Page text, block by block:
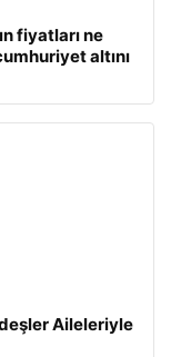
fiyatları ne
altını
Aileleriyle